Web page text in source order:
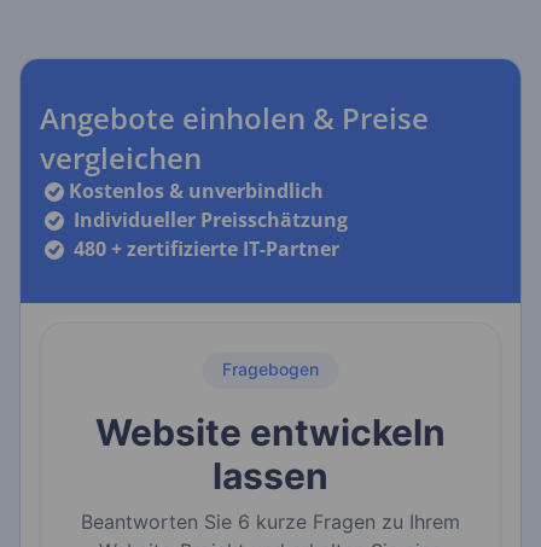
Angebote einholen & Preise
vergleichen
Kostenlos & unverbindlich
Individueller Preisschätzung
480 + zertifizierte IT-Partner